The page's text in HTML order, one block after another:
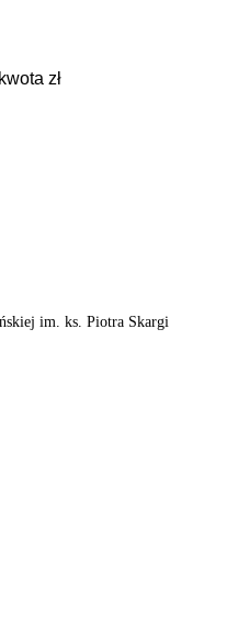
im. ks. Piotra Skargi